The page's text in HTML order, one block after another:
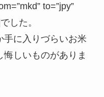
to=”jpy”
した。
手に入りづらいお米
しいものがありま